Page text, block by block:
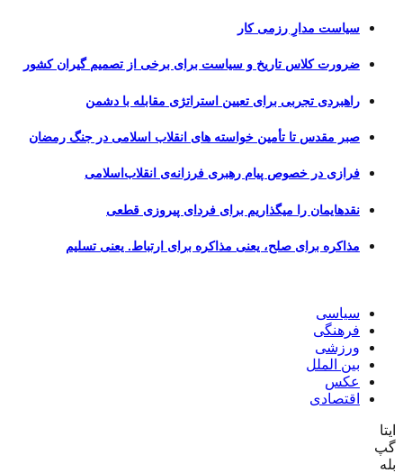
سیاست مدارِ رزمی کار
ضرورت کلاس تاریخ و سیاست برای برخی از تصمیم گیران کشور
راهبردی تجربی برای تعیین استراتژی مقابله با دشمن
صبر مقدس تا تأمین خواسته های انقلاب اسلامی در جنگ رمضان
فرازی در خصوص پیام رهبری فرزانه‌ی انقلاب‌اسلامی
نقدهایمان را میگذاریم برای فردای پیروزی قطعی
مذاکره برای صلح، یعنی مذاکره برای ارتباط. یعنی تسلیم
سیاسی
فرهنگی
ورزشی
بین الملل
عکس
اقتصادی
ایتا
گپ
بله